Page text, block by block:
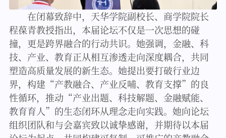
在闭幕致辞中，天华学院副校长、商学院院长
程葆青教授指出，本届论坛不仅是一次思想的碰
撞，更是跨界融合的行动共识。她强调，金融、科
技、产业、教育正从相互渗透走向深度耦合，共同
塑造高质量发展的新生态。她提出要打破行业边
界，构建“产教融合、产业反哺、教育支撑”的良
性循环，推动“产业出题、科技解题、金融赋能、
教育育人”的生态闭环从理念走向实践。她向论坛
组织团队和与会嘉宾致以诚挚感谢，并期待以本届